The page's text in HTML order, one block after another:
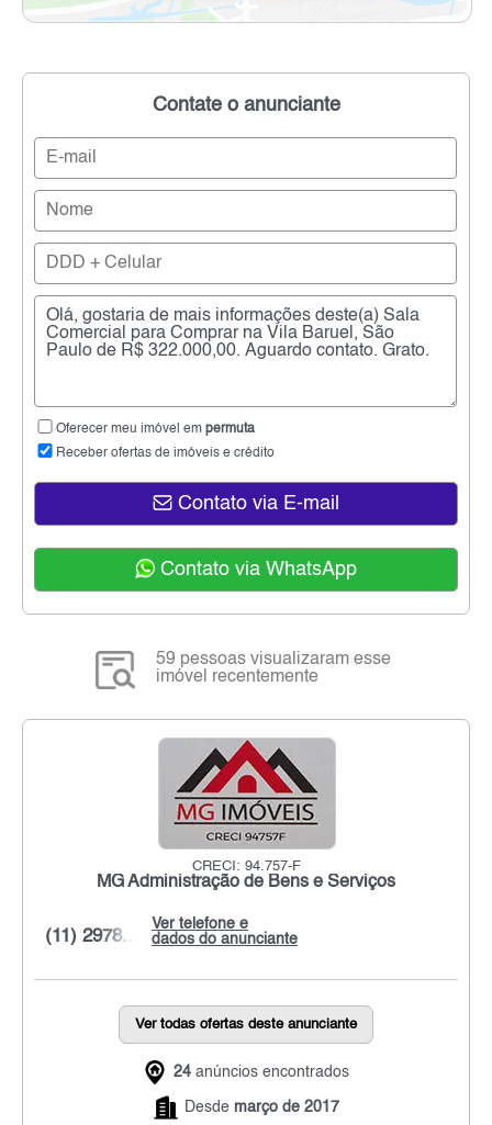
Contate o anunciante
Oferecer meu imóvel em permuta
Receber ofertas de imóveis e crédito
Contato via E-mail
Contato via WhatsApp
59 pessoas visualizaram esse
imóvel recentemente
CRECI: 94.757-F
MG Administração de Bens e Serviços
Ver telefone e
dados do anunciante
(11) 2978...
Ver todas ofertas deste anunciante
24 anúncios encontrados
Desde março de 2017